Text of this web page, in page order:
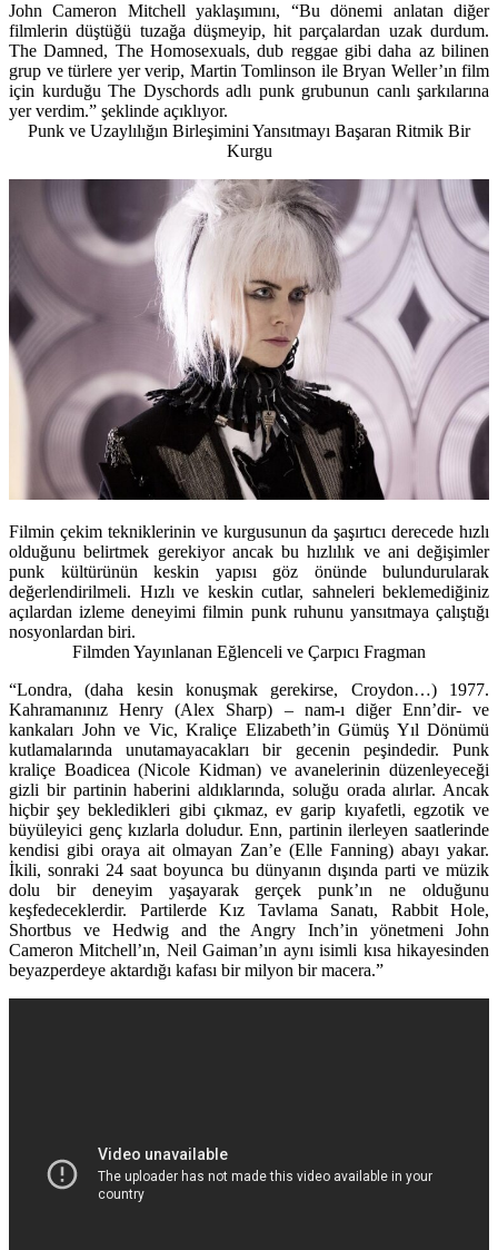
John Cameron Mitchell yaklaşımını, “Bu dönemi anlatan diğer
filmlerin düştüğü tuzağa düşmeyip, hit parçalardan uzak durdum.
The Damned, The Homosexuals, dub reggae gibi daha az bilinen
grup ve türlere yer verip, Martin Tomlinson ile Bryan Weller’ın film
için kurduğu The Dyschords adlı punk grubunun canlı şarkılarına
yer verdim.” şeklinde açıklıyor.
Punk ve Uzaylılığın Birleşimini Yansıtmayı Başaran Ritmik Bir
Kurgu
Filmin çekim tekniklerinin ve kurgusunun da şaşırtıcı derecede hızlı
olduğunu belirtmek gerekiyor ancak bu hızlılık ve ani değişimler
punk kültürünün keskin yapısı göz önünde bulundurularak
değerlendirilmeli. Hızlı ve keskin cutlar, sahneleri beklemediğiniz
açılardan izleme deneyimi filmin punk ruhunu yansıtmaya çalıştığı
nosyonlardan biri.
Filmden Yayınlanan Eğlenceli ve Çarpıcı Fragman
“Londra, (daha kesin konuşmak gerekirse, Croydon…) 1977.
Kahramanınız Henry (Alex Sharp) – nam-ı diğer Enn’dir- ve
kankaları John ve Vic, Kraliçe Elizabeth’in Gümüş Yıl Dönümü
kutlamalarında unutamayacakları bir gecenin peşindedir. Punk
kraliçe Boadicea (Nicole Kidman) ve avanelerinin düzenleyeceği
gizli bir partinin haberini aldıklarında, soluğu orada alırlar. Ancak
hiçbir şey bekledikleri gibi çıkmaz, ev garip kıyafetli, egzotik ve
büyüleyici genç kızlarla doludur. Enn, partinin ilerleyen saatlerinde
kendisi gibi oraya ait olmayan Zan’e (Elle Fanning) abayı yakar.
İkili, sonraki 24 saat boyunca bu dünyanın dışında parti ve müzik
dolu bir deneyim yaşayarak gerçek punk’ın ne olduğunu
keşfedeceklerdir. Partilerde Kız Tavlama Sanatı, Rabbit Hole,
Shortbus ve Hedwig and the Angry Inch’in yönetmeni John
Cameron Mitchell’ın, Neil Gaiman’ın aynı isimli kısa hikayesinden
beyazperdeye aktardığı kafası bir milyon bir macera.”